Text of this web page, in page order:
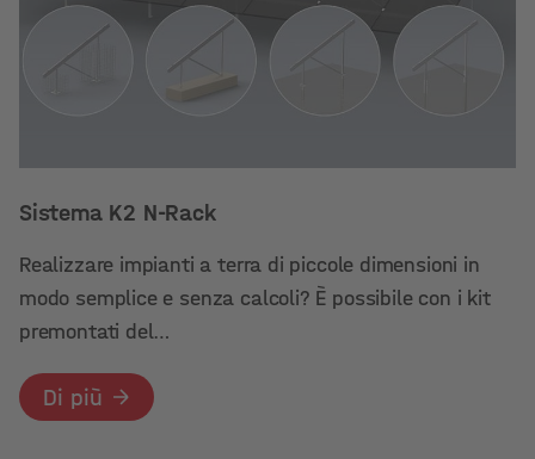
Sistema K2 N-Rack
Realizzare impianti a terra di piccole dimensioni in
modo semplice e senza calcoli? È possibile con i kit
premontati del…
Di più